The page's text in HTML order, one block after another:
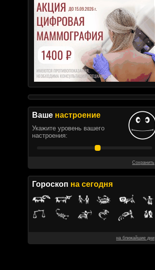
Ваше настроение
Укажите уровень вашего
настроения:
Сохранить
Гороскоп на сегодня
на ближайшие дни